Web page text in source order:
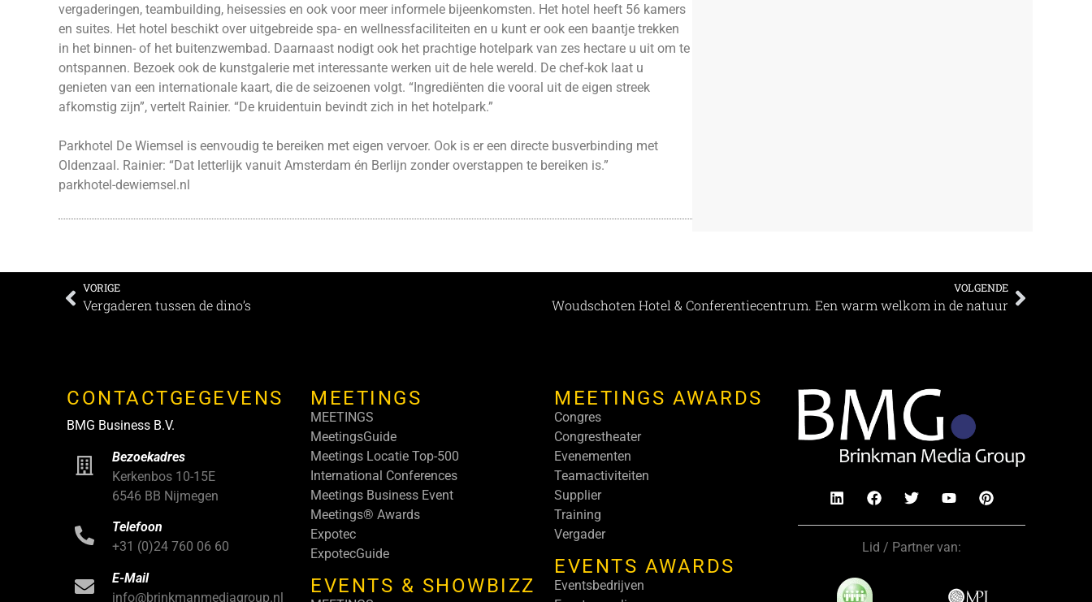
vergaderingen, teambuilding, heisessies en ook voor meer informele bijeenkomsten. Het hotel heeft 56 kamers
en suites. Het hotel beschikt over uitgebreide spa- en wellnessfaciliteiten en u kunt er ook een baantje trekken
in het binnen- of het buitenzwembad. Daarnaast nodigt ook het prachtige hotelpark van zes hectare u uit om te
ontspannen. Bezoek ook de kunstgalerie met interessante werken uit de hele wereld. De chef-kok laat u
genieten van een internationale kaart, die de seizoenen volgt. “Ingrediënten die vooral uit de eigen streek
afkomstig zijn”, vertelt Rainier. “De kruidentuin bevindt zich in het hotelpark.”
Parkhotel De Wiemsel is eenvoudig te bereiken met eigen vervoer. Ook is er een directe busverbinding met
Oldenzaal. Rainier: “Dat letterlijk vanuit Amsterdam én Berlijn zonder overstappen te bereiken is.”
parkhotel-dewiemsel.nl
VORIGE
Vergaderen tussen de dino’s
VOLGENDE
Woudschoten Hotel & Conferentiecentrum. Een warm welkom in de natuur
CONTACTGEGEVENS
BMG Business B.V.
Bezoekadres
Kerkenbos 10-15E
6546 BB Nijmegen
Telefoon
+31 (0)24 760 06 60
E-Mail
info@brinkmanmediagroup.nl
MEETINGS
MEETINGS
MeetingsGuide
Meetings Locatie Top-500
International Conferences
Meetings Business Event
Meetings® Awards
Expotec
ExpotecGuide
EVENTS & SHOWBIZZ
MEETINGS AWARDS
Congres
Congrestheater
Evenementen
Teamactiviteiten
Supplier
Training
Vergader
EVENTS AWARDS
Eventsbedrijven
Lid / Partner van: